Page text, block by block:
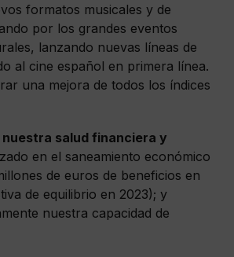
formatos musicales y de
por los grandes eventos
lanzando nuevas líneas de
al cine español en primera línea.
una mejora de todos los índices
nuestra salud financiera y
en el saneamiento económico
de euros de beneficios en
de equilibrio en 2023); y
nuestra capacidad de